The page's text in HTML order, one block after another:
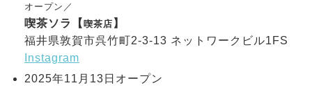
オープン／
喫茶ソラ【 喫茶店 】
福井県敦賀市呉竹町2-3-13 ネットワークビル1FS
Instagram
2025年11月13日オープン